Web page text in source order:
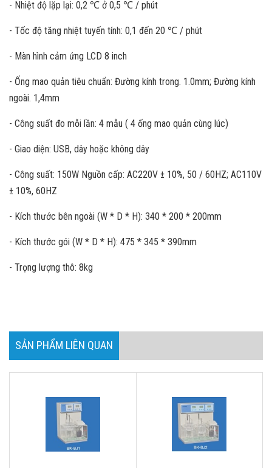
- Nhiệt độ lặp lại: 0,2 ℃ ở 0,5 ℃ / phút
- Tốc độ tăng nhiệt tuyến tính: 0,1 đến 20 ℃ / phút
- Màn hình cảm ứng LCD 8 inch
- Ống mao quản tiêu chuẩn: Đường kính trong. 1.0mm; Đường kính
ngoài. 1,4mm
- Công suất đo mỗi lần: 4 mẫu ( 4 ống mao quản cùng lúc)
- Giao diện: USB, dây hoặc không dây
- Công suất: 150W Nguồn cấp: AC220V ± 10%, 50 / 60HZ; AC110V
± 10%, 60HZ
- Kích thước bên ngoài (W * D * H): 340 * 200 * 200mm
- Kích thước gói (W * D * H): 475 * 345 * 390mm
- Trọng lượng thô: 8kg
SẢN PHẨM LIÊN QUAN